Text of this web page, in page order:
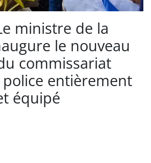
ministre de la
le nouveau
commissariat
entièrement
équipé